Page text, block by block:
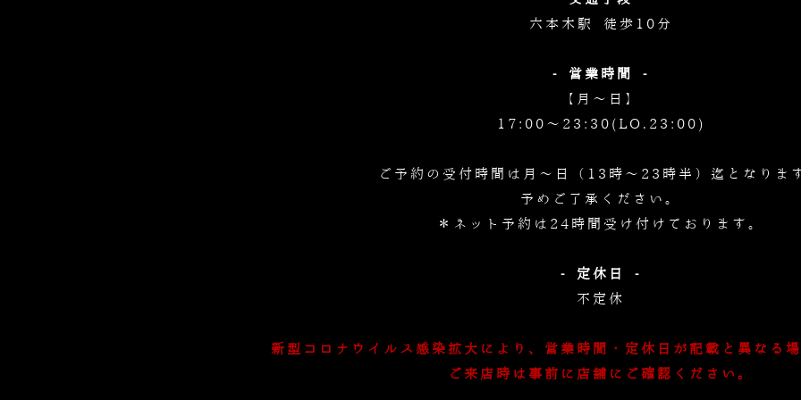
六本木駅 徒歩10分
- 営業時間 -
【月～日】
17:00～23:30(LO.23:00)
ご予約の受付時間は月～日（13時～23時半）迄となりま
予めご了承ください。
＊ネット予約は24時間受け付けております。
- 定休日 -
不定休
新型コロナウイルス感染拡大により、営業時間・定休日が記載と異なる
ご来店時は事前に店舗にご確認ください。